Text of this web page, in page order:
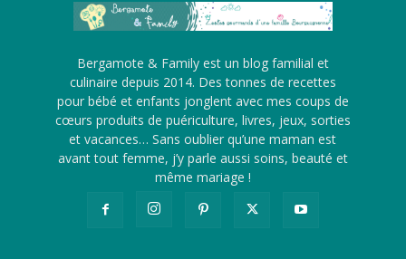
Bergamote & Family est un blog familial et
culinaire depuis 2014. Des tonnes de recettes
pour bébé et enfants jonglent avec mes coups de
cœurs produits de puériculture, livres, jeux, sorties
et vacances… Sans oublier qu’une maman est
avant tout femme, j’y parle aussi soins, beauté et
même mariage !